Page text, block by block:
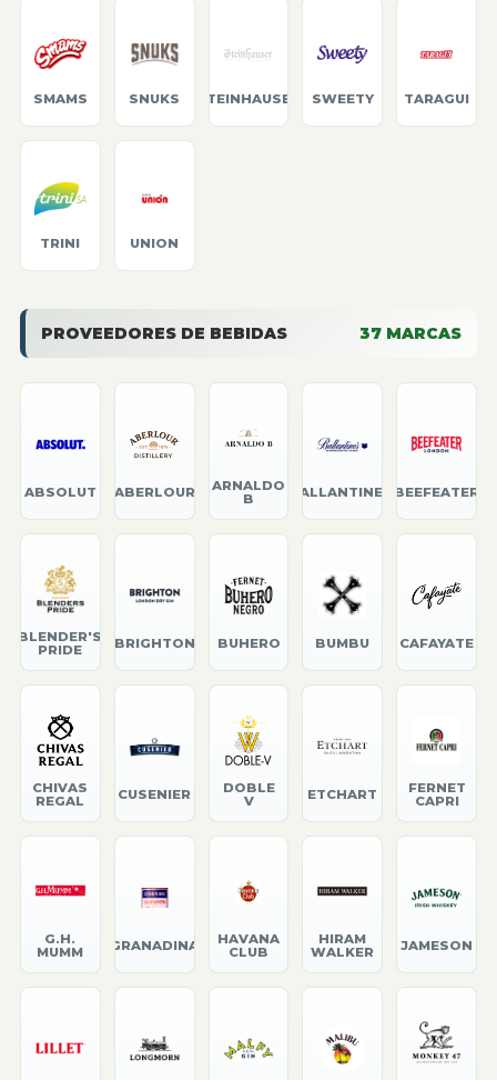
SMAMS SNUKS STEINHAUSER SWEETY TARAGUI
TRINI UNION
PROVEEDORES DE BEBIDAS 37 MARCAS
ABSOLUT ABERLOUR
ARNALDO
B
BALLANTINE'S BEEFEATER
BLENDER'S
PRIDE
BRIGHTON BUHERO BUMBU CAFAYATE
CHIVAS
REGAL
CUSENIER
DOBLE
V
ETCHART
FERNET
CAPRI
G.H.
MUMM
GRANADINA
HAVANA
CLUB
HIRAM
WALKER
JAMESON